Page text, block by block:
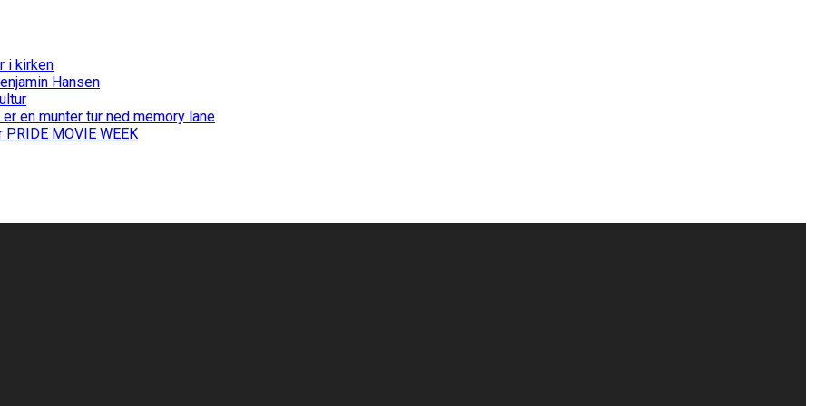
i kirken
Hansen
en munter tur ned memory lane
MOVIE WEEK